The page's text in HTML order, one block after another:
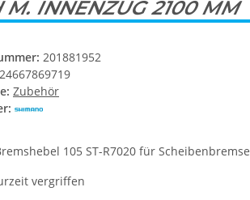
M. INNENZUG 2100 MM
201881952
Zubehör
105 ST-R7020 für Scheibenbremse
vergriffen